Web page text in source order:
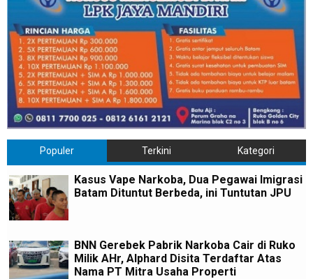
Populer Terkini Kategori
Kasus Vape Narkoba, Dua Pegawai Imigrasi
Batam Dituntut Berbeda, ini Tuntutan JPU
BNN Gerebek Pabrik Narkoba Cair di Ruko
Milik AHr, Alphard Disita Terdaftar Atas
Nama PT Mitra Usaha Properti